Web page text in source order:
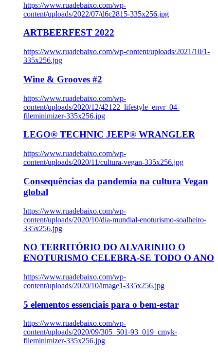
https://www.ruadebaixo.com/wp-
content/uploads/2022/07/d6c2815-335x256.jpg
ARTBEERFEST 2022
https://www.ruadebaixo.com/wp-content/uploads/2021/10/1-
335x256.jpg
Wine & Grooves #2
https://www.ruadebaixo.com/wp-
content/uploads/2020/12/42122_lifestyle_envr_04-
fileminimizer-335x256.jpg
LEGO® TECHNIC JEEP® WRANGLER
https://www.ruadebaixo.com/wp-
content/uploads/2020/11/cultura-vegan-335x256.jpg
Consequências da pandemia na cultura Vegan
global
https://www.ruadebaixo.com/wp-
content/uploads/2020/10/dia-mundial-enoturismo-soalheiro-
335x256.jpg
NO TERRITÓRIO DO ALVARINHO O
ENOTURISMO CELEBRA-SE TODO O ANO
https://www.ruadebaixo.com/wp-
content/uploads/2020/10/image1-335x256.jpg
5 elementos essenciais para o bem-estar
https://www.ruadebaixo.com/wp-
content/uploads/2020/09/305_501-93_019_cmyk-
fileminimizer-335x256.jpg